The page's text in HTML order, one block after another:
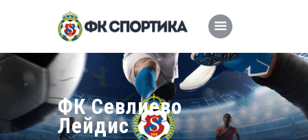
ФК Севлиево
Лейдис